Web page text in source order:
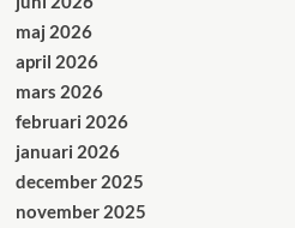
maj 2026
april 2026
mars 2026
februari 2026
januari 2026
december 2025
november 2025